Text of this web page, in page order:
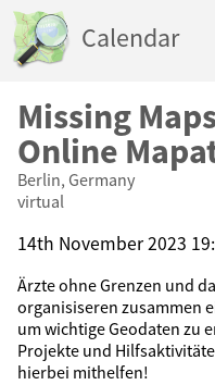
Calendar
Missing
Online
Berlin, Germany
virtual
14th November 2023
Ärzte ohne Grenzen und
organisiseren zusammen
um wichtige Geodaten zu
Projekte und
hierbei mithelfen!